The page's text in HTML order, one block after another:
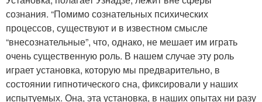
сознания. “Помимо сознательных психических
процессов, существуют и в известном смысле
“внесознательные”, что, однако, не мешает им играть
очень существенную роль. В нашем случае эту роль
играет установка, которую мы предварительно, в
состоянии гипнотического сна, фиксировали у наших
испытуемых. Она, эта установка, в наших опытах ни разу